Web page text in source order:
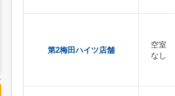
第2梅田ハイツ店舗
空室
なし